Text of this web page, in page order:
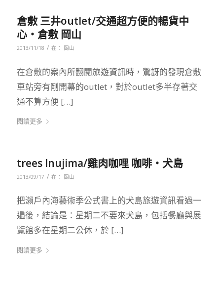
倉敷 三井outlet/交通超方便的暢貨中
心‧倉敷 岡山
2013/11/18 / 在： 岡山
在倉敷的案內所翻閱旅遊資訊時，驚訝的發現倉敷
車站旁有剛開幕的outlet，對於outlet多半存著交
通不算方便 […]
閱讀更多
trees Inujima/雞肉咖哩 咖啡‧犬島
2013/09/17 / 在： 岡山
把瀨戶內海藝術季公式書上的犬島旅遊資訊看過一
遍後，結論是：星期二不要來犬島，包括餐廳與展
覽館多在星期二公休，於 […]
閱讀更多